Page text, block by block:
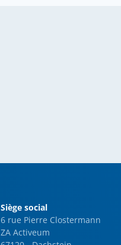
Siège social
6 rue Pierre Clostermann
ZA Activeum